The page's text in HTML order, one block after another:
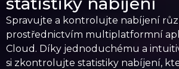
Spravujte a kontrolujte nabíjení
prostřednictvím multiplatformní
Cloud. Díky jednoduchému a
si zkontrolujte statistiky nabíjení,